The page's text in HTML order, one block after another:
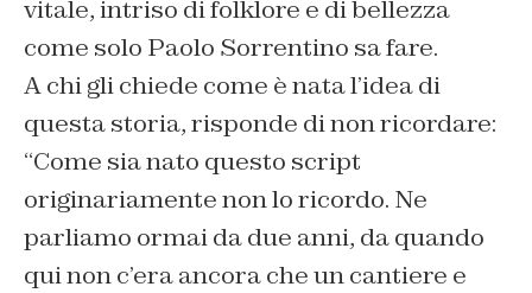
vitale, intriso di folklore e di bellezza
come solo Paolo Sorrentino sa fare.
A chi gli chiede come è nata l’idea di
questa storia, risponde di non ricordare:
“Come sia nato questo script
originariamente non lo ricordo. Ne
parliamo ormai da due anni, da quando
qui non c’era ancora che un cantiere e